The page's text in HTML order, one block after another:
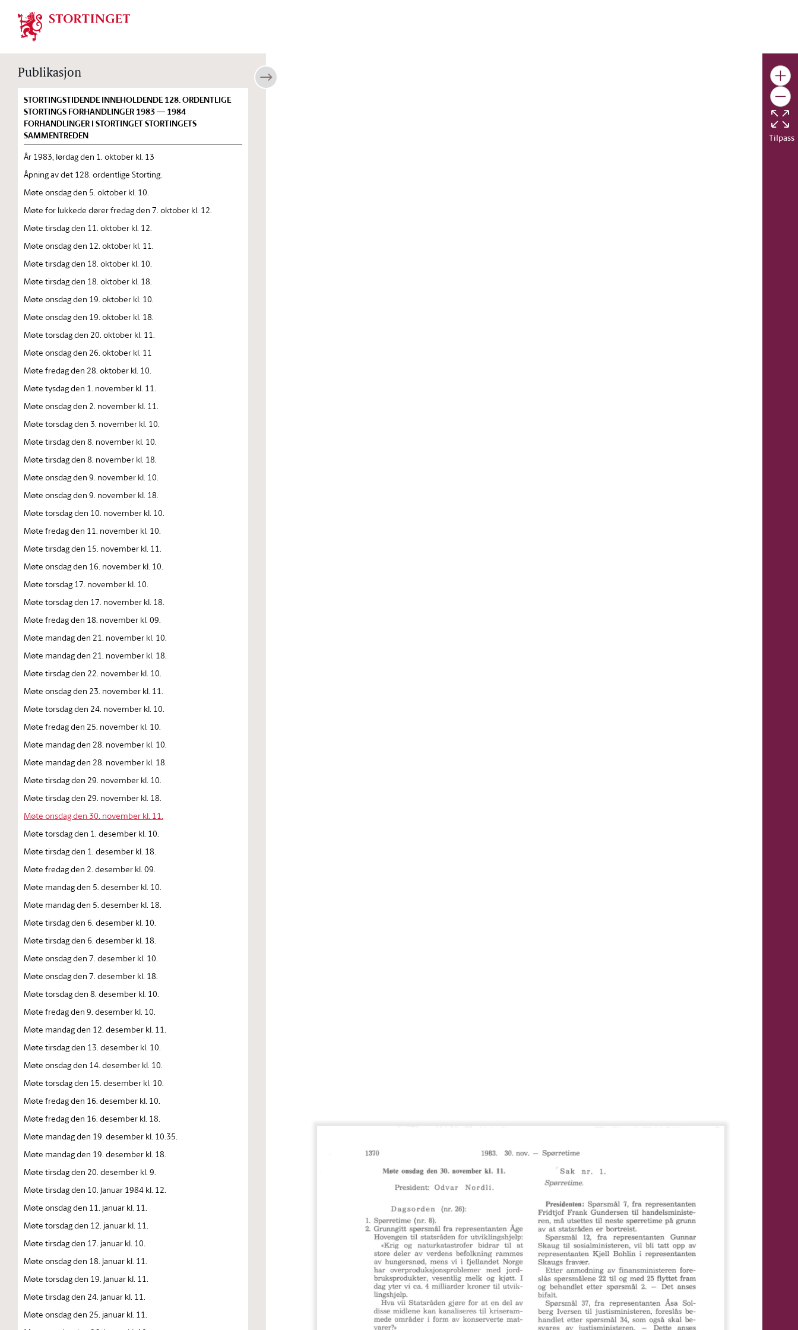
Stortinget.no
Publikasjon
STORTINGSTIDENDE INNEHOLDENDE 128. ORDENTLIGE
STORTINGS FORHANDLINGER 1983 — 1984
FORHANDLINGER I STORTINGET STORTINGETS
SAMMENTREDEN
År 1983, lørdag den 1. oktober kl. 13
Åpning av det 128. ordentlige Storting.
Møte onsdag den 5. oktober kl. 10.
Møte for lukkede dører fredag den 7. oktober kl. 12.
Møte tirsdag den 11. oktober kl. 12.
Møte onsdag den 12. oktober kl. 11.
Møte tirsdag den 18. oktober kl. 10.
Møte tirsdag den 18. oktober kl. 18.
Møte onsdag den 19. oktober kl. 10.
Møte onsdag den 19. oktober kl. 18.
Møte torsdag den 20. oktober kl. 11.
Møte onsdag den 26. oktober kl. 11
Møte fredag den 28. oktober kl. 10.
Møte tysdag den 1. november kl. 11.
Møte onsdag den 2. november kl. 11.
Møte torsdag den 3. november kl. 10.
Møte tirsdag den 8. november kl. 10.
Møte tirsdag den 8. november kl. 18.
Møte onsdag den 9. november kl. 10.
Møte onsdag den 9. november kl. 18.
Møte torsdag den 10. november kl. 10.
Møte fredag den 11. november kl. 10.
Møte tirsdag den 15. november kl. 11.
Møte onsdag den 16. november kl. 10.
Møte torsdag 17. november kl. 10.
Møte torsdag den 17. november kl. 18.
Møte fredag den 18. november kl. 09.
Møte mandag den 21. november kl. 10.
Møte mandag den 21. november kl. 18.
Møte tirsdag den 22. november kl. 10.
Møte onsdag den 23. november kl. 11.
Møte torsdag den 24. november kl. 10.
Møte fredag den 25. november kl. 10.
Møte mandag den 28. november kl. 10.
Møte mandag den 28. november kl. 18.
Møte tirsdag den 29. november kl. 10.
Møte tirsdag den 29. november kl. 18.
Møte onsdag den 30. november kl. 11.
Møte torsdag den 1. desember kl. 10.
Møte tirsdag den 1. desember kl. 18.
Møte fredag den 2. desember kl. 09.
Møte mandag den 5. desember kl. 10.
Møte mandag den 5. desember kl. 18.
Møte tirsdag den 6. desember kl. 10.
Møte tirsdag den 6. desember kl. 18.
Møte onsdag den 7. desember kl. 10.
Møte onsdag den 7. desember kl. 18.
Møte torsdag den 8. desember kl. 10.
Møte fredag den 9. desember kl. 10.
Møte mandag den 12. desember kl. 11.
Møte tirsdag den 13. desember kl. 10.
Møte onsdag den 14. desember kl. 10.
Møte torsdag den 15. desember kl. 10.
Møte fredag den 16. desember kl. 10.
Møte fredag den 16. desember kl. 18.
Møte mandag den 19. desember kl. 10.35.
Møte mandag den 19. desember kl. 18.
Møte tirsdag den 20. desember kl. 9.
Møte tirsdag den 10. januar 1984 kl. 12.
Møte onsdag den 11. januar kl. 11.
Møte torsdag den 12. januar kl. 11.
Møte tirsdag den 17. januar kl. 10.
Møte onsdag den 18. januar kl. 11.
Møte torsdag den 19. januar kl. 11.
Møte tirsdag den 24. januar kl. 11.
Møte onsdag den 25. januar kl. 11.